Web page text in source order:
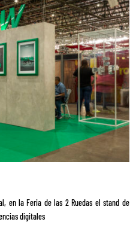
en la Feria de las 2 Ruedas el stand de
digitales